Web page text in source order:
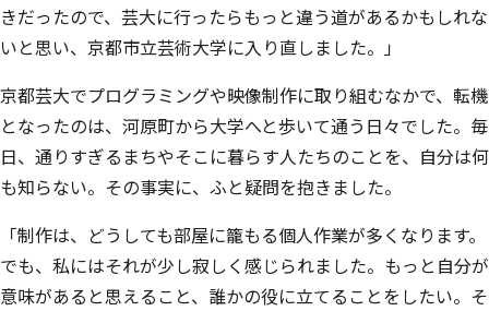
きだったので、芸大に行ったらもっと違う道があるかもしれな
いと思い、京都市立芸術大学に入り直しました。」
京都芸大でプログラミングや映像制作に取り組むなかで、転機
となったのは、河原町から大学へと歩いて通う日々でした。毎
日、通りすぎるまちやそこに暮らす人たちのことを、自分は何
も知らない。その事実に、ふと疑問を抱きました。
「制作は、どうしても部屋に籠もる個人作業が多くなります。
でも、私にはそれが少し寂しく感じられました。もっと自分が
意味があると思えること、誰かの役に立てることをしたい。そ